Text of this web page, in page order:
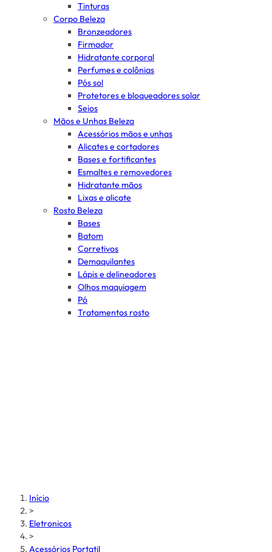
Tinturas
Corpo Beleza
Bronzeadores
Firmador
Hidratante corporal
Perfumes e colônias
Pós sol
Protetores e bloqueadores solar
Seios
Mãos e Unhas Beleza
Acessórios mãos e unhas
Alicates e cortadores
Bases e fortificantes
Esmaltes e removedores
Hidratante mãos
Lixas e alicate
Rosto Beleza
Bases
Batom
Corretivos
Demaquilantes
Lápis e delineadores
Olhos maquiagem
Pó
Tratamentos rosto
Início
>
Eletronicos
>
Acessórios Portatil